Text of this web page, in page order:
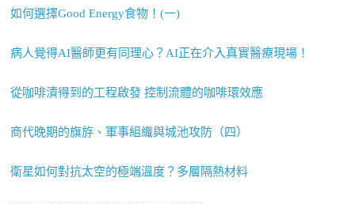
如何選擇Good Energy食物！(一)
病人覺得AI醫師更有同理心？AI正在介入真實醫療現場！
從咖啡漬得到的工程啟發 控制流體的咖啡環效應
商代晚期的旗斿、軍事組織與城池攻防（四）
衛星如何對抗太空的極端溫度？多層隔熱材料